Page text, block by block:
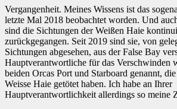
Vergangenheit. Meines Wissens ist das
letzte Mal 2018 beobachtet worden. Und
sind die Sichtungen der Weißen Haie
zurückgegangen. Seit 2019 sind sie, von
Sichtungen abgesehen, aus der False Bay
Hauptverantwortliche für das Verschwinden
beiden Orcas Port und Starboard genannt,
Weisse Haie getötet haben. Ich habe an Ihrer
Hauptverantwortlichkeit allerdings so meine